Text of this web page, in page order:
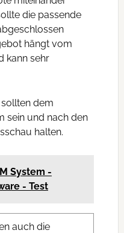
die passende
hängt vom
kann sehr
dem
sein und nach den
halten.
System -
- Test
auch die